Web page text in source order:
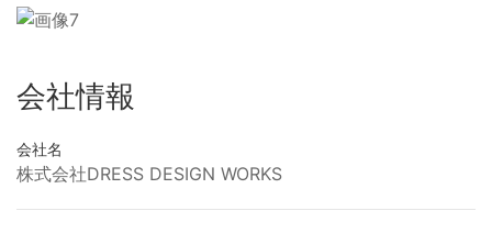
会社情報
会社名
株式会社DRESS DESIGN WORKS